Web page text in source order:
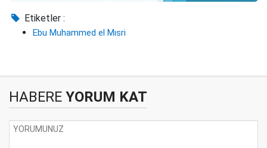
Etiketler :
Ebu Muhammed el Mısri
HABERE YORUM KAT